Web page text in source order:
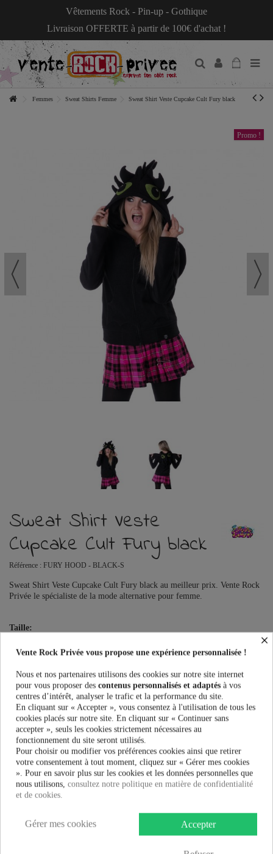
Vêtements Rock - Pin-up - Gothique
Livraison OFFERTE à partir de 100€ d'achat !
Femmes Sweat Shirts Femme Sweat Shirt Veste Cupcake Cult Fury black
Promo !
Sweat Shirt Veste
Cupcake Cult Fury black
Référence : FURY HOOD - BLACK-S
Sweat Shirt Veste Cupcake Cult Fury black au meilleur prix. Vente Rock
Privée le spécialiste de la mode alternative pour femme.
Taille:
Couleur:
38,32 € 47,90 € -20%
AJOUTER AU PANIER
×
Vente Rock Privée vous propose une expérience personnalisée !
Nous et nos partenaires utilisons des cookies sur notre site internet
pour vous proposer des contenus personnalisés et adaptés à vos
centres d’intérêt, analyser le trafic et la performance du site.
En cliquant sur « Accepter », vous consentez à l'utilisation de tous les
cookies placés sur notre site. En cliquant sur « Continuer sans
accepter », seuls les cookies strictement nécessaires au
fonctionnement du site seront utilisés.
Pour choisir ou modifier vos préférences cookies ainsi que retirer
votre consentement à tout moment, cliquez sur « Gérer mes cookies
». Pour en savoir plus sur les cookies et les données personnelles que
nous utilisons, consultez notre politique en matière de confidentialité
et de cookies.
Accepter
Gérer mes cookies